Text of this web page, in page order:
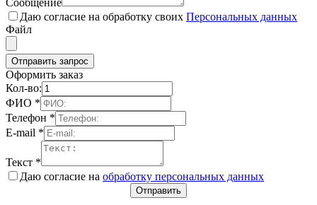
Даю согласие на обработку своих Персональных данных
Файл
Отправить запрос
Оформить заказ
Кол-во:
ФИО *
Телефон *
E-mail *
Текст *
Даю согласие на обработку персональных данных
Отправить